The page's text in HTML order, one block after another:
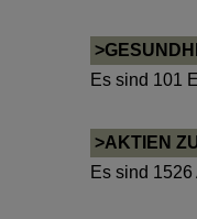
Es sind 101
>AKTIEN
Es sind